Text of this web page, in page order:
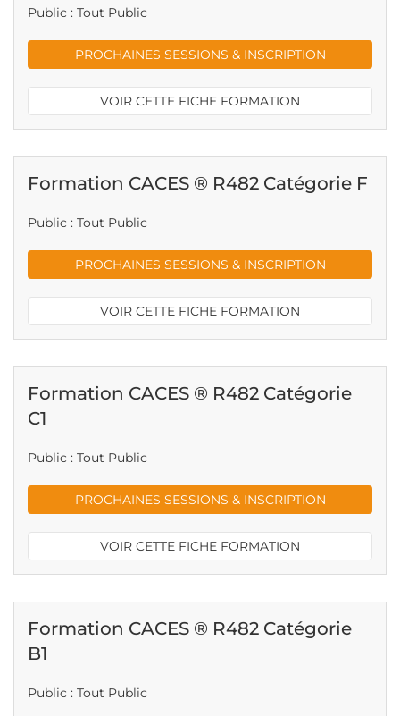
Public : Tout Public
PROCHAINES SESSIONS & INSCRIPTION
VOIR CETTE FICHE FORMATION
Formation CACES ® R482 Catégorie F
Public : Tout Public
PROCHAINES SESSIONS & INSCRIPTION
VOIR CETTE FICHE FORMATION
Formation CACES ® R482 Catégorie
C1
Public : Tout Public
PROCHAINES SESSIONS & INSCRIPTION
VOIR CETTE FICHE FORMATION
Formation CACES ® R482 Catégorie
B1
Public : Tout Public